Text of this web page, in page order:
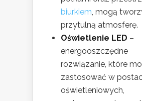
biurkiem, mogą
przytulną atmosferę.
Oświetlenie LED –
energooszczędne
rozwiązanie, które
zastosować w
oświetleniowych,